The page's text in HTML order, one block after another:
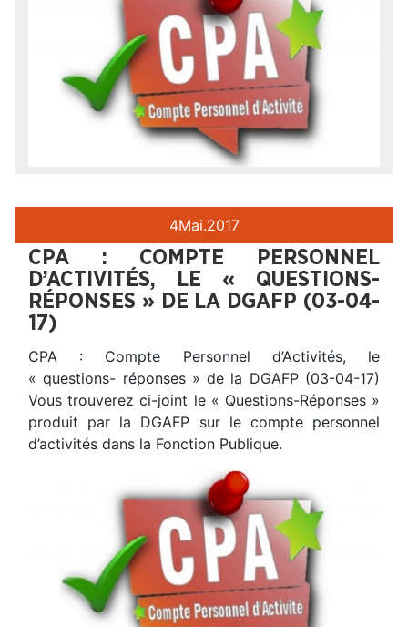
4Mai.2017
CPA : COMPTE PERSONNEL
D’ACTIVITÉS, LE « QUESTIONS-
RÉPONSES » DE LA DGAFP (03-04-
17)
CPA : Compte Personnel d’Activités, le
« questions- réponses » de la DGAFP (03-04-17)
Vous trouverez ci-joint le « Questions-Réponses »
produit par la DGAFP sur le compte personnel
d’activités dans la Fonction Publique.